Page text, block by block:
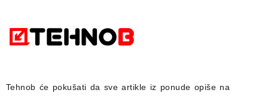
Tehnob će pokušati da sve artikle iz ponude opiše na